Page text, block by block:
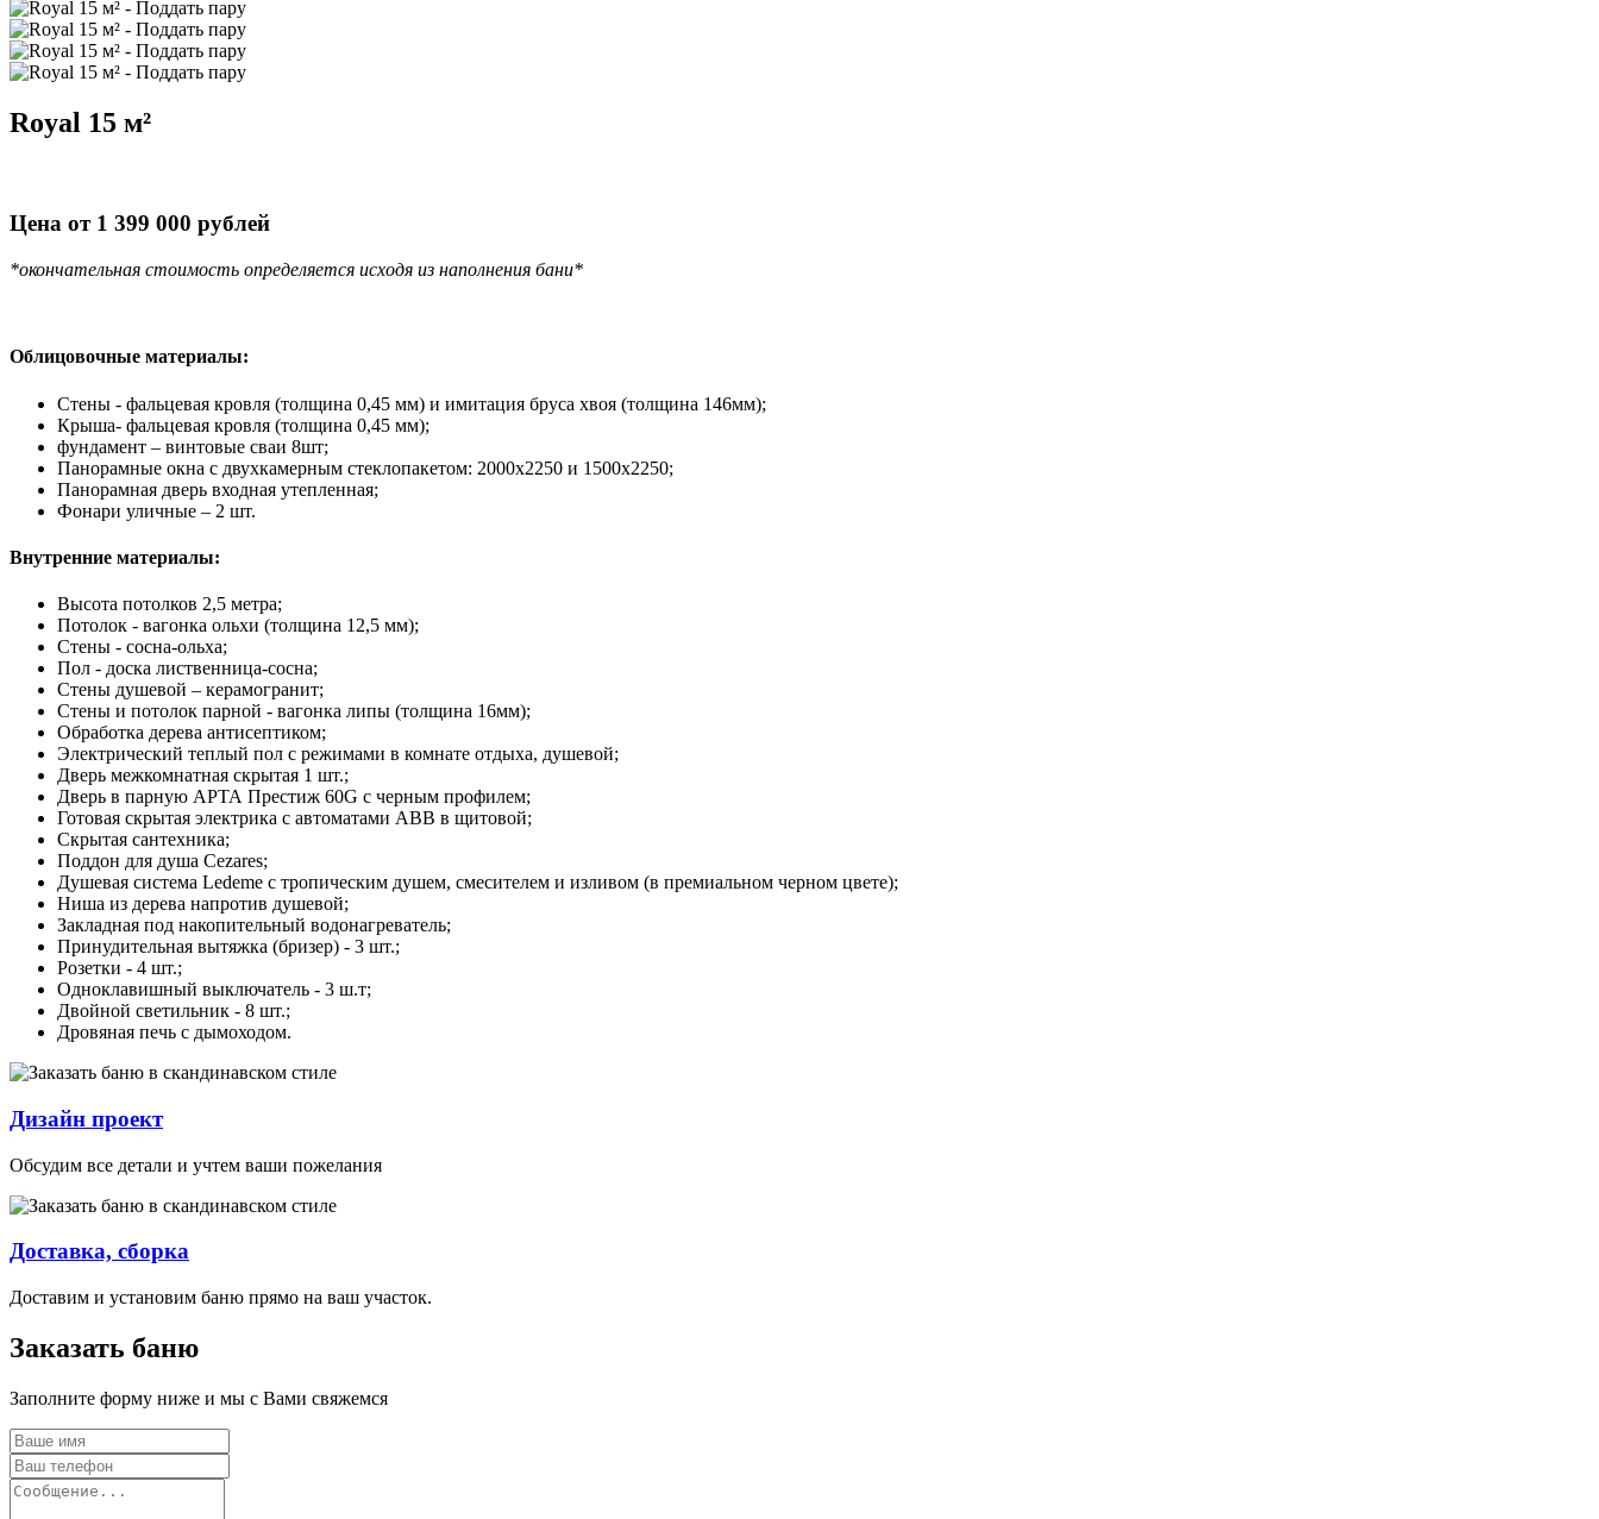
Royal 15 м²
Цена от 1 399 000 рублей
*окончательная стоимость определяется исходя из наполнения бани*
Облицовочные материалы:
Стены - фальцевая кровля (толщина 0,45 мм) и имитация бруса хвоя (толщина 146мм);
Крыша- фальцевая кровля (толщина 0,45 мм);
фундамент – винтовые сваи 8шт;
Панорамные окна с двухкамерным стеклопакетом: 2000х2250 и 1500х2250;
Панорамная дверь входная утепленная;
Фонари уличные – 2 шт.
Внутренние материалы:
Высота потолков 2,5 метра;
Потолок - вагонка ольхи (толщина 12,5 мм);
Стены - сосна-ольха;
Пол - доска лиственница-сосна;
Стены душевой – керамогранит;
Стены и потолок парной - вагонка липы (толщина 16мм);
Обработка дерева антисептиком;
Электрический теплый пол с режимами в комнате отдыха, душевой;
Дверь межкомнатная скрытая 1 шт.;
Дверь в парную АРТА Престиж 60G с черным профилем;
Готовая скрытая электрика с автоматами ABB в щитовой;
Скрытая сантехника;
Поддон для душа Cezares;
Душевая система Ledeme с тропическим душем, смесителем и изливом (в премиальном черном цвете);
Ниша из дерева напротив душевой;
Закладная под накопительный водонагреватель;
Принудительная вытяжка (бризер) - 3 шт.;
Розетки - 4 шт.;
Одноклавишный выключатель - 3 ш.т;
Двойной светильник - 8 шт.;
Дровяная печь с дымоходом.
Дизайн проект
Обсудим все детали и учтем ваши пожелания
Доставка, сборка
Доставим и установим баню прямо на ваш участок.
Заказать баню
Заполните форму ниже и мы с Вами свяжемся